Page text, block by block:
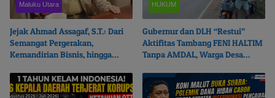
Maluku Utara
Jejak Ahmad Assagaf, S.T.: Dari
Semangat Pergerakan,
Kemandirian Bisnis, hingga
HUKUM
Gubernur dan DLH “Restui”
Aktifitas Tambang FENI HALTIM
Tanpa AMDAL, Warga Desa